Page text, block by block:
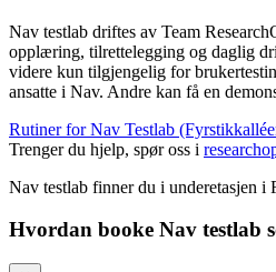
Nav testlab driftes av Team
opplæring, tilrettelegging og daglig
videre kun tilgjengelig for
ansatte i Nav. Andre kan få en
Rutiner for Nav Testlab
Trenger du hjelp, spør oss i
Nav testlab finner du i underetasjen i
Hvordan booke Nav testlab